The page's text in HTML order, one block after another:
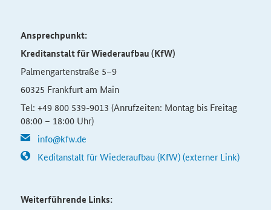
Ansprechpunkt:
Kreditanstalt für Wiederaufbau (KfW)
Palmengartenstraße 5–9
60325 Frankfurt am Main
Tel: +49 800 539-9013 (Anrufzeiten: Montag bis Freitag
08:00 – 18:00 Uhr)
info@kfw.de
Keditanstalt für Wiederaufbau (KfW) (externer Link)
Weiterführende Links: